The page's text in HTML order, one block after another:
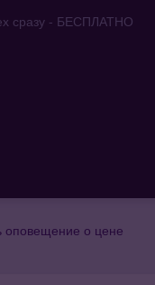
сразу - БЕСПЛАТНО
оповещение о цене